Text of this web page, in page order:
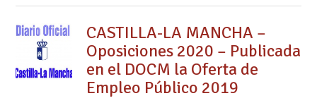
CASTILLA-LA MANCHA –
Oposiciones 2020 – Publicada
en el DOCM la Oferta de
Empleo Público 2019